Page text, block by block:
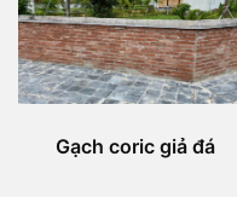
Gạch coric giả đá